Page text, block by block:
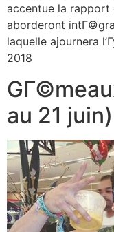
accentue la rapport
aborderont
laquelle ajournera
2018
au 21 juin)